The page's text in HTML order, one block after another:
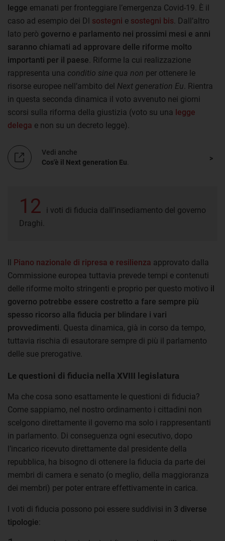
legge emanati per fronteggiare l’emergenza Covid-19. È il
caso ad esempio dei Dl sostegni e sostegni bis . Dall’altro
lato però governo e parlamento nei prossimi mesi e anni
saranno chiamati ad approvare delle riforme molto
importanti per il paese . Riforme la cui realizzazione
rappresenta una conditio sine qua non per ottenere le
risorse europee nell’ambito del Next generation Eu . Rientra
in questa seconda dinamica il voto avvenuto nei giorni
scorsi sulla riforma della giustizia (voto su una legge
delega e non su un decreto legge).
Vedi anche
Cos'è il Next generation Eu
12
i voti di fiducia dall’insediamento del governo
Draghi.
Il Piano nazionale di ripresa e resilienza approvato dalla
Commissione europea tuttavia prevede tempi e contenuti
delle riforme molto stringenti e proprio per questo motivo il
governo potrebbe essere costretto a fare sempre più
spesso ricorso alla fiducia per blindare i vari
provvedimenti . Questa dinamica, già in corso da tempo,
tuttavia rischia di esautorare sempre di più il parlamento
delle sue prerogative.
Le questioni di fiducia nella XVIII legislatura
Ma che cosa sono esattamente le questioni di fiducia?
Come sappiamo, nel nostro ordinamento i cittadini non
scelgono direttamente il governo ma solo i rappresentanti
in parlamento. Di conseguenza ogni esecutivo, dopo
l’incarico ricevuto direttamente dal presidente della
repubblica, ha bisogno di ottenere la fiducia da parte dei
membri di camera e senato (o meglio, della maggioranza
dei membri) per poter entrare effettivamente in carica.
I voti di fiducia possono poi essere suddivisi in 3 diverse
tipologie: